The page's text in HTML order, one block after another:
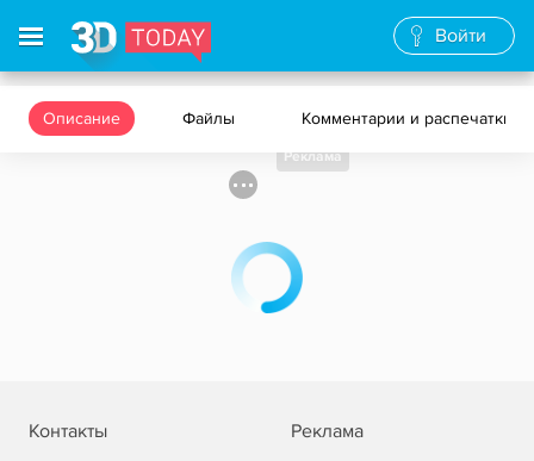
Войти
Описание Файлы Комментарии и распечатки
Реклама
Контакты
Реклама